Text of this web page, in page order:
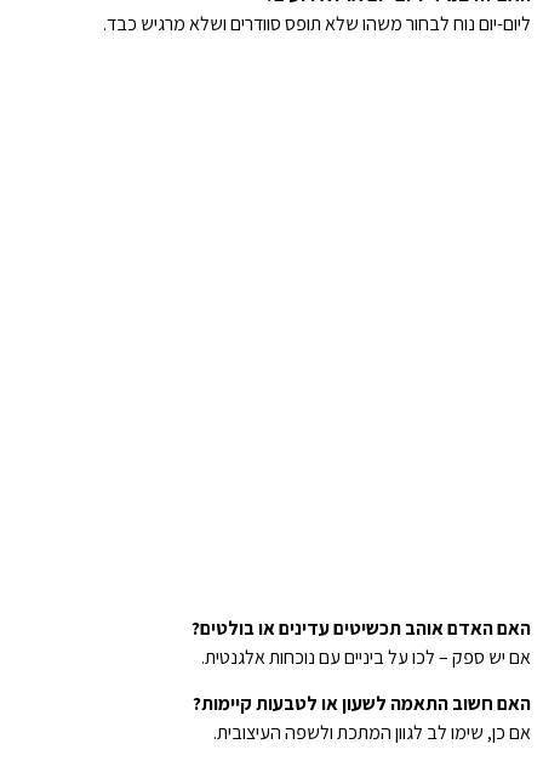
ליום-יום נוח לבחור משהו שלא תופס סוודרים ושלא מרגיש כבד.
האם האדם אוהב תכשיטים עדינים או בולטים?
אם יש ספק – לכו על ביניים עם נוכחות אלגנטית.
האם חשוב התאמה לשעון או לטבעות קיימות?
אם כן, שימו לב לגוון המתכת ולשפה העיצובית.